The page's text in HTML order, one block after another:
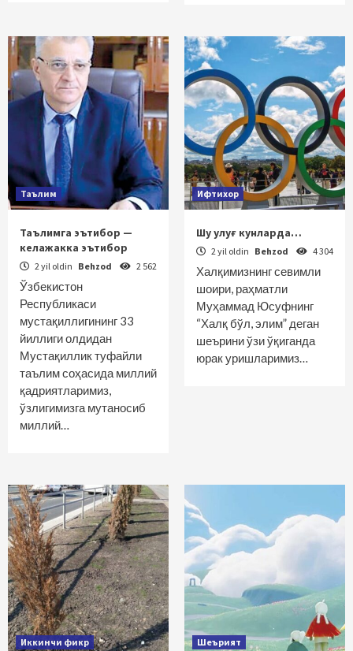
Таълим
Таълимга эътибор —
келажакка эътибор
2 yil oldin Behzod 2 562
Ўзбекистон
Республикаси
мустақиллигининг 33
йиллиги олдидан
Мустақиллик туфайли
таълим соҳасида миллий
қадриятларимиз,
ўзлигимизга мутаносиб
миллий…
Ифтихор
Шу улуғ кунларда…
2 yil oldin Behzod 4 304
Халқимизнинг севимли
шоири, раҳматли
Муҳаммад Юсуфнинг
“Халқ бўл, элим” деган
шеърини ўзи ўқиганда
юрак уришларимиз…
Иккинчи фикр Шеърият